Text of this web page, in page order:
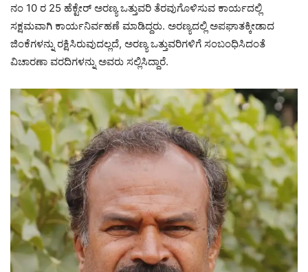
ನಂ 10 ರ 25 ಹೆಕ್ಟೇರ್ ಅರಣ್ಯ ಒತ್ತುವರಿ ತೆರವುಗೊಳಿಸುವ ಕಾರ್ಯದಲ್ಲಿ
ಸಕ್ಷಮವಾಗಿ ಕಾರ್ಯನಿರ್ವಹಣೆ ಮಾಡಿದ್ದರು. ಅರಣ್ಯದಲ್ಲಿ ಅಪಘಾತಕ್ಕೀಡಾದ
ಜಿಂಕೆಗಳನ್ನು ರಕ್ಷಿಸಿರುವುದಲ್ಲದೆ, ಅರಣ್ಯ ಒತ್ತುವರಿಗಳಿಗೆ ಸಂಬಂಧಿಸಿದಂತೆ
ವಿಚಾರಣಾ ವರದಿಗಳನ್ನು ಅವರು ಸಲ್ಲಿಸಿದ್ದಾರೆ.